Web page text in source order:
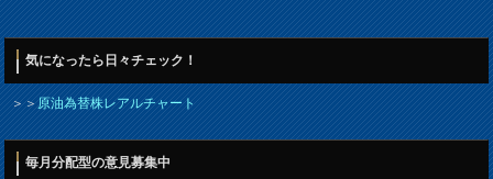
気になったら日々チェック！
＞＞原油為替株レアルチャート
毎月分配型の意見募集中